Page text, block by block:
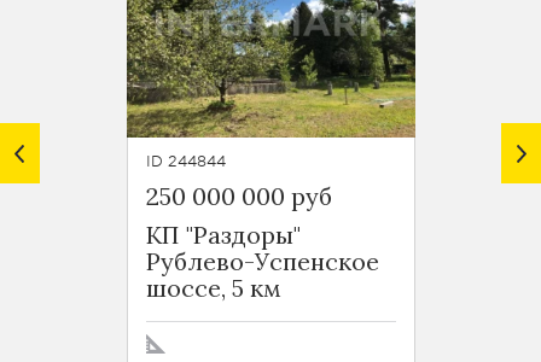
ID 244844
250 000 000 руб
КП "Раздоры"
Рублево-Успенское
шоссе, 5 км
ID